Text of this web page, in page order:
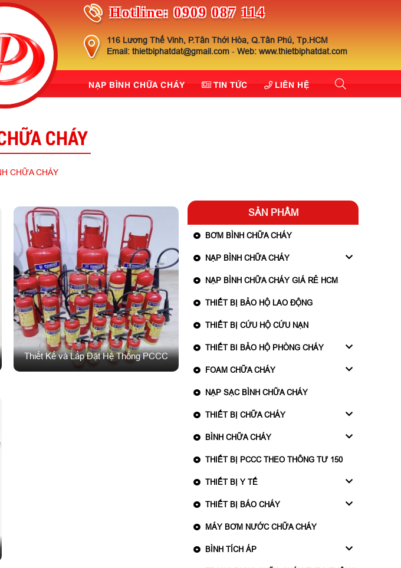
Hotline: 0909 087 114
116 Lương Thế Vinh, P.Tân Thới Hòa, Q.Tân Phú, Tp.HCM
Email: thietbiphatdat@gmail.com- Web: www.thietbiphatdat.com
NẠP BÌNH CHỮA CHÁY TIN TỨC LIÊN HỆ
CHÁY
CHỮA CHÁY
Thiết Kế và Lắp Đặt Hệ Thống PCCC
SẢN PHẨM
BƠM BÌNH CHỮA CHÁY
NẠP BÌNH CHỮA CHÁY
NẠP BÌNH CHỮA CHÁY GIÁ RẺ HCM
THIẾT BỊ BẢO HỘ LAO ĐỘNG
THIẾT BỊ CỨU HỘ CỨU NẠN
THIẾT BI BẢO HỘ PHÒNG CHÁY
FOAM CHỮA CHÁY
NẠP SẠC BÌNH CHỮA CHÁY
THIẾT BỊ CHỮA CHÁY
BÌNH CHỮA CHÁY
THIẾT BỊ PCCC THEO THÔNG TƯ 150
THIẾT BỊ Y TẾ
THIẾT BỊ BÁO CHÁY
MÁY BƠM NƯỚC CHỮA CHÁY
BÌNH TÍCH ÁP